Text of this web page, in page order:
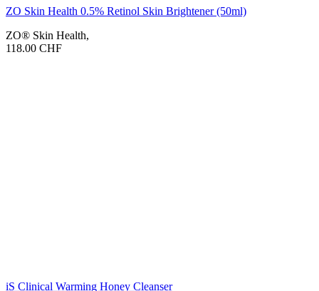
ZO Skin Health 0.5% Retinol Skin Brightener (50ml)
ZO® Skin Health,
118.00 CHF
iS Clinical Warming Honey Cleanser